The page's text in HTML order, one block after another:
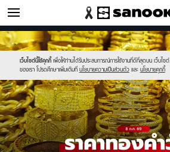
เศรษฐกิจ
เว็บไซต์นี้ใช้คุกกี้ เพื่อให้ท่านได้รับประสบการณ์การใช้งานที่ดีที่สุดบน เว็บไซต์
ของเรา โปรดศึกษาเพิ่มเติมที่ นโยบายความเป็นส่วนตัว และ นโยบายคุกกี้
Sanook
//s.isanook.com/sr/0/images/logo-
new-
sanook.png
600
60
//s.isanook.com/mn/0/ud/190/953823/new-
thumbnail1200x720-
20.jpg